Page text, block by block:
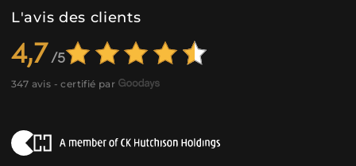
L'avis des clients
4,7
347 avis - certifié par